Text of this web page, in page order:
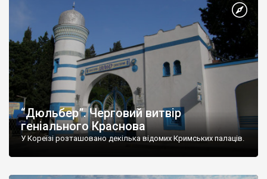
“Дюльбер”. Черговий витвір
геніального Краснова
У Кореїзі розташовано декілька відомих Кримських палаців.